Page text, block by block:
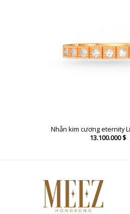
Nhẫn kim cương eternity
13.100.000$